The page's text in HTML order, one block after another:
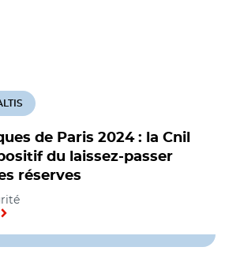
de Paris 2024 : la Cnil
du laissez-passer
réserves